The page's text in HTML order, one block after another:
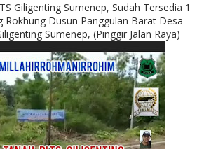
Giligenting Sumenep, Sudah Tersedia 1
Rokhung Dusun Panggulan Barat Desa
Sumenep, (Pinggir Jalan Raya)